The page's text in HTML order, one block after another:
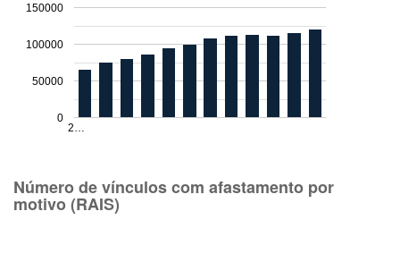
2…
0
50000
100000
150000
Número de vínculos com afastamento por
motivo (RAIS)